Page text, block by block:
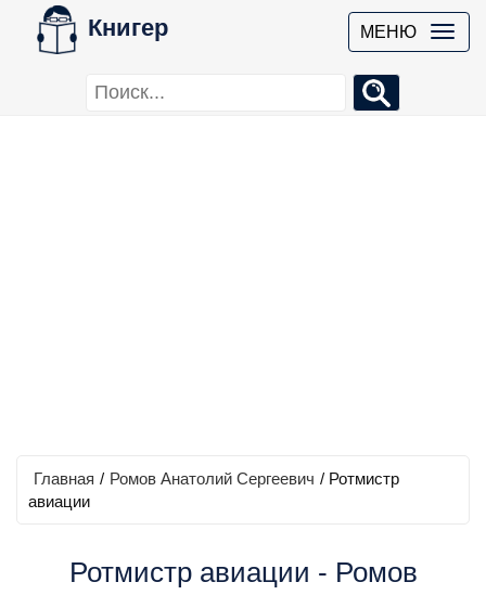
Книгер МЕНЮ
Главная / Ромов Анатолий Сергеевич / Ротмистр
авиации
Ротмистр авиации - Ромов